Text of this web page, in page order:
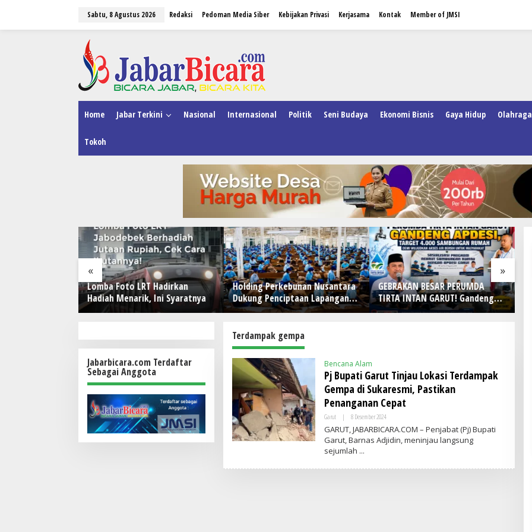
Sabtu, 8 Agustus 2026 Redaksi Pedoman Media Siber Kebijakan Privasi Kerjasama Kontak Member of JMSI
Home Jabar Terkini Nasional Internasional Politik Seni Budaya Ekonomi Bisnis Gaya Hidup Olahraga
Tokoh
« »
Lomba Foto LRT Hadirkan
Hadiah Menarik, Ini Syaratnya
Holding Perkebunan Nusantara
Dukung Penciptaan Lapangan
Kerja, PTPN I Serap 15–20 Ribu
GEBRAKAN BESAR PERUMDA
TIRTA INTAN GARUT! Gandeng
APDESI, Target 4.000
Jabarbicara.com Terdaftar
Sebagai Anggota
Terdampak gempa
Bencana Alam
Pj Bupati Garut Tinjau Lokasi Terdampak
Gempa di Sukaresmi, Pastikan
Penanganan Cepat
Garut | 8 Desember 2024O
L
E
H
M
GARUT, JABARBICARA.COM – Penjabat (Pj) Bupati
Garut, Barnas Adjidin, meninjau langsung
sejumlah